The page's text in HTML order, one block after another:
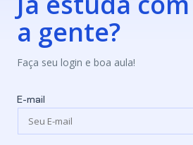
a gente?
Faça seu login e boa aula!
E-mail